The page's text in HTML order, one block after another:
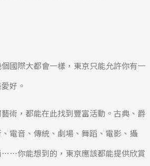
國際大都會一樣，東京只能允許你有一
好。
術，都能在此找到豐富活動。古典、爵
電音、傳統、劇場、舞蹈、電影、攝
……你能想到的，東京應該都能提供欣賞